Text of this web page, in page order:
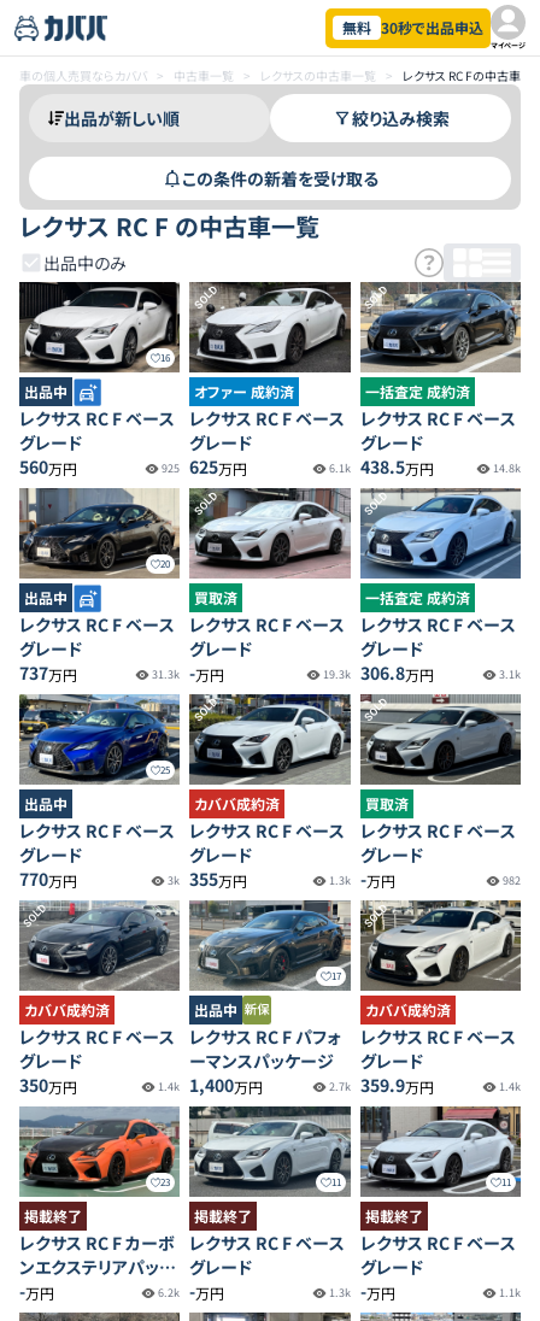
無料 30秒で出品申込
マイページ
車の個人売買ならカババ > 中古車一覧 > レクサスの中古車一覧 > レクサス RC Fの中古車一
絞り込み検索
この条件の新着を受け取る
レクサス RC F の中古車一覧
出品中のみ
16
出品中
レクサス RC F ベース
グレード
560万円 925
SOLD
オファー 成約済
レクサス RC F ベース
グレード
625万円 6.1k
SOLD
一括査定 成約済
レクサス RC F ベース
グレード
438.5万円 14.8k
20
出品中
レクサス RC F ベース
グレード
737万円 31.3k
SOLD
買取済
レクサス RC F ベース
グレード
-万円 19.3k
SOLD
一括査定 成約済
レクサス RC F ベース
グレード
306.8万円 3.1k
25
出品中
レクサス RC F ベース
グレード
770万円 3k
SOLD
カババ成約済
レクサス RC F ベース
グレード
355万円 1.3k
SOLD
買取済
レクサス RC F ベース
グレード
-万円 982
SOLD
カババ成約済
レクサス RC F ベース
グレード
350万円 1.4k
17
出品中
レクサス RC F パフォ
ーマンスパッケージ
1,400万円 2.7k
SOLD
カババ成約済
レクサス RC F ベース
グレード
359.9万円 1.4k
23
掲載終了
レクサス RC F カーボ
ンエクステリアパッケ
ージ
-万円 6.2k
11
掲載終了
レクサス RC F ベース
グレード
-万円 1.3k
11
掲載終了
レクサス RC F ベース
グレード
-万円 1.1k